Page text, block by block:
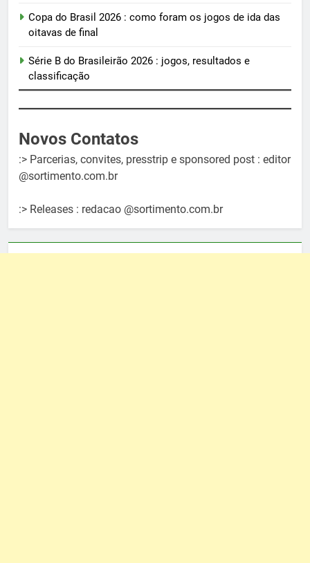
Copa do Brasil 2026 : como foram os jogos de ida das
oitavas de final
Série B do Brasileirão 2026 : jogos, resultados e
classificação
Novos Contatos
:> Parcerias, convites, presstrip e sponsored post : editor
@sortimento.com.br
:> Releases : redacao @sortimento.com.br